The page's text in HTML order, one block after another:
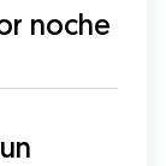
noche